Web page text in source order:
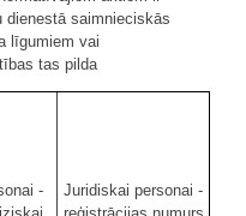
dienestā saimnieciskās
līgumiem vai
tas pilda
-
Juridiskai personai -